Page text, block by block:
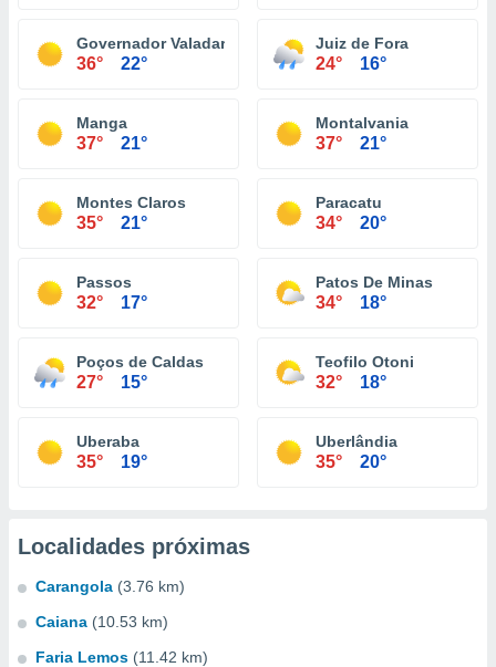
Governador Valadares
36° 22°
Juiz de Fora
24° 16°
Manga
37° 21°
Montalvania
37° 21°
Montes Claros
35° 21°
Paracatu
34° 20°
Passos
32° 17°
Patos De Minas
34° 18°
Poços de Caldas
27° 15°
Teofilo Otoni
32° 18°
Uberaba
35° 19°
Uberlândia
35° 20°
Localidades próximas
Carangola (3.76 km)
Caiana (10.53 km)
Faria Lemos (11.42 km)